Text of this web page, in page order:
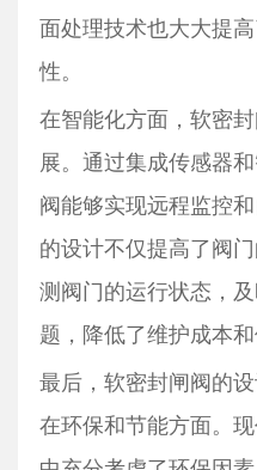
面处理技术也大大提
性。
在智能化方面，软密
展。通过集成传感器
阀能够实现远程监控
的设计不仅提高了阀
测阀门的运行状态，
题，降低了维护成本和
最后，软密封闸阀的
在环保和节能方面。